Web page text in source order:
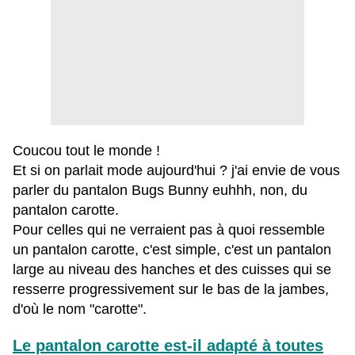
Coucou tout le monde !
Et si on parlait mode aujourd'hui ? j'ai envie de vous
parler du pantalon Bugs Bunny euhhh, non, du
pantalon carotte.
Pour celles qui ne verraient pas à quoi ressemble
un pantalon carotte, c'est simple, c'est un pantalon
large au niveau des hanches et des cuisses qui se
resserre progressivement sur le bas de la jambes,
d'où le nom "carotte".
Le pantalon carotte est-il adapté à toutes